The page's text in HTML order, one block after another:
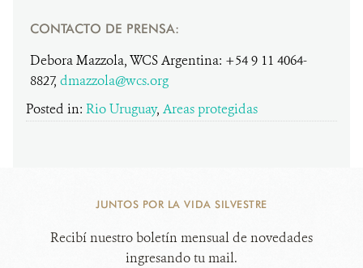
CONTACTO DE PRENSA:
Debora Mazzola, WCS Argentina: +54 9 11 4064-
8827, dmazzola@wcs.org
Posted in: Rio Uruguay, Areas protegidas
JUNTOS POR LA VIDA SILVESTRE
Recibí nuestro boletín mensual de novedades
ingresando tu mail.